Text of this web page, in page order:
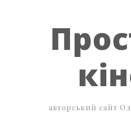
авторський сайт